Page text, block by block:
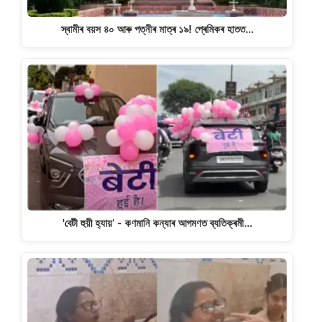
স্বামীৰ বয়স ৪০ আৰু পত্নীৰ মাত্ৰ ১৯! প্ৰেমিকৰ হাতত…
'বেটী হুয়ী হ্যায়’ - কণমানি কন্যাৰ আগমণত ব্যতিক্ৰমী…